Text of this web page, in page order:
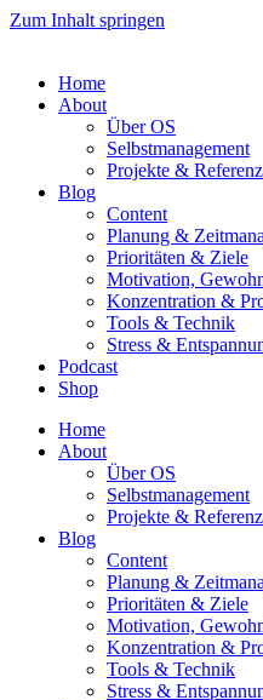
Zum Inhalt springen
Home
About
Über OS
Selbstmanagement
Projekte &
Blog
Content
Planung &
Prioritäten & Ziele
Motivation,
Konzentration &
Tools & Technik
Stress &
Podcast
Shop
Home
About
Über OS
Selbstmanagement
Projekte &
Blog
Content
Planung &
Prioritäten & Ziele
Motivation,
Konzentration &
Tools & Technik
Stress &